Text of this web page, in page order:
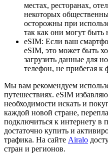
местах, ресторанах,
некоторых
осторожны при
так как они могут быть
eSIM: Если ваш
eSIM, это может быть
загрузить данные для
телефон, не прибегая к
Мы вам рекомендуем
путешествиях. eSIM
необходимости искать и
каждой новой стране,
подключиться к интернету в
достаточно купить и
трафика. На сайте Airalo
стран и регионов.